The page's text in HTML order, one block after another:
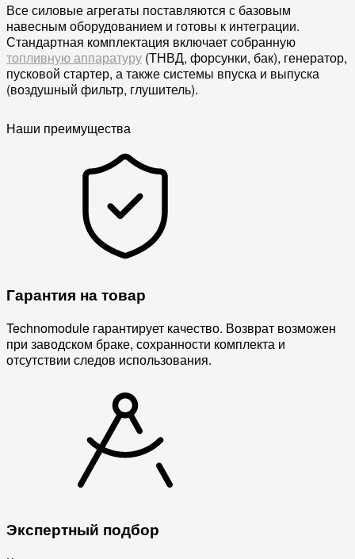
Все силовые агрегаты поставляются с базовым
навесным оборудованием и готовы к интеграции.
Стандартная комплектация включает собранную
топливную аппаратуру (ТНВД, форсунки, бак), генератор,
пусковой стартер, а также системы впуска и выпуска
(воздушный фильтр, глушитель).
Наши преимущества
Гарантия на товар
Technomodule гарантирует качество. Возврат возможен
при заводском браке, сохранности комплекта и
отсутствии следов использования.
Экспертный подбор